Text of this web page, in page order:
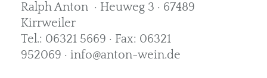
Ralph Anton · Heuweg 3 · 67489
Kirrweiler
Tel.: 06321 5669 · Fax: 06321
952069 · info@anton-wein.de